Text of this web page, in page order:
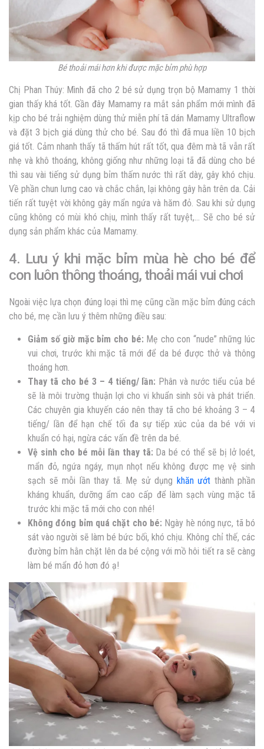
Bé thoải mái hơn khi được mặc bỉm phù hợp
Chị Phan Thúy: Mình đã cho 2 bé sử dụng trọn bộ Mamamy 1 thời
gian thấy khá tốt. Gần đây Mamamy ra mắt sản phẩm mới mình đã
kịp cho bé trải nghiệm dùng thử miễn phí tã dán Mamamy Ultraflow
và đặt 3 bịch giá dùng thử cho bé. Sau đó thì đã mua liền 10 bịch
giá tốt. Cảm nhanh thấy tã thấm hút rất tốt, qua đêm mà tã vẫn rất
nhẹ và khô thoáng, không giống như những loại tã đã dùng cho bé
thì sau vài tiếng sử dụng bỉm thấm nước thì rất dày, gây khó chịu.
Về phần chun lưng cao và chắc chắn, lại không gây hằn trên da. Cải
tiến rất tuyệt vời không gây mẩn ngứa và hăm đỏ. Sau khi sử dụng
cũng không có mùi khó chịu, mình thấy rất tuyệt,… Sẽ cho bé sử
dụng sản phẩm khác của Mamamy.
4. Lưu ý khi mặc bỉm mùa hè cho bé để
con luôn thông thoáng, thoải mái vui chơi
Ngoài việc lựa chọn đúng loại thì mẹ cũng cần mặc bỉm đúng cách
cho bé, mẹ cần lưu ý thêm những điều sau:
Giảm số giờ mặc bỉm cho bé: Mẹ cho con “nude” những lúc
vui chơi, trước khi mặc tã mới để da bé được thở và thông
thoáng hơn.
Thay tã cho bé 3 – 4 tiếng/ lần: Phân và nước tiểu của bé
sẽ là môi trường thuận lợi cho vi khuẩn sinh sôi và phát triển.
Các chuyên gia khuyến cáo nên thay tã cho bé khoảng 3 – 4
tiếng/ lần để hạn chế tối đa sự tiếp xúc của da bé với vi
khuẩn có hại, ngừa các vấn đề trên da bé.
Vệ sinh cho bé mỗi lần thay tã: Da bé có thể sẽ bị lở loét,
mẩn đỏ, ngứa ngáy, mụn nhọt nếu không được mẹ vệ sinh
sạch sẽ mỗi lần thay tã. Mẹ sử dụng khăn ướt thành phần
kháng khuẩn, dưỡng ẩm cao cấp để làm sạch vùng mặc tã
trước khi mặc tã mới cho con nhé!
Không đóng bỉm quá chặt cho bé: Ngày hè nóng nực, tã bó
sát vào người sẽ làm bé bức bối, khó chịu. Không chỉ thế, các
đường bỉm hằn chặt lên da bé cộng với mồ hôi tiết ra sẽ càng
làm bé mẩn đỏ hơn đó ạ!